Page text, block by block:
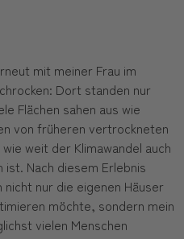
mit meiner Frau im
Dort standen nur
Flächen sahen aus wie
von früheren vertrockneten
weit der Klimawandel auch
Nach diesem Erlebnis
nur die eigenen Häuser
möchte, sondern mein
vielen Menschen